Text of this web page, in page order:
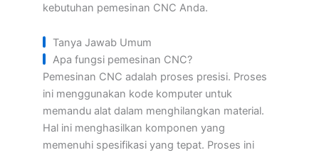
kebutuhan pemesinan CNC Anda.
Tanya Jawab Umum
Apa fungsi pemesinan CNC?
Pemesinan CNC adalah proses presisi. Proses
ini menggunakan kode komputer untuk
memandu alat dalam menghilangkan material.
Hal ini menghasilkan komponen yang
memenuhi spesifikasi yang tepat. Proses ini